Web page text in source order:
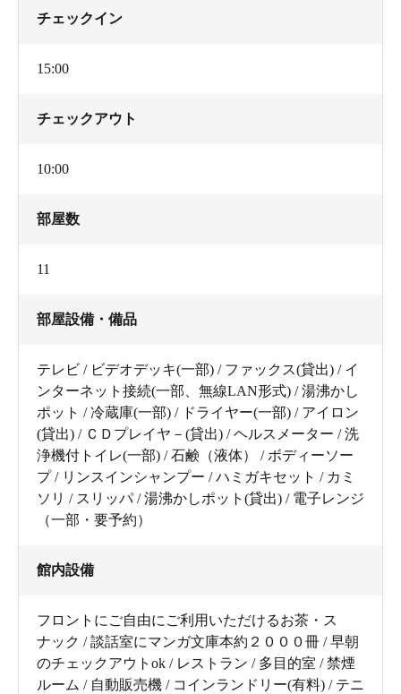
チェックイン
15:00
チェックアウト
10:00
部屋数
11
部屋設備・備品
テレビ / ビデオデッキ(一部) / ファックス(貸出) / イ
ンターネット接続(一部、無線LAN形式) / 湯沸かし
ポット / 冷蔵庫(一部) / ドライヤー(一部) / アイロン
(貸出) / ＣＤプレイヤ－(貸出) / ヘルスメーター / 洗
浄機付トイレ(一部) / 石鹸（液体） / ボディーソー
プ / リンスインシャンプー / ハミガキセット / カミ
ソリ / スリッパ / 湯沸かしポット(貸出) / 電子レンジ
（一部・要予約）
館内設備
フロントにご自由にご利用いただけるお茶・ス
ナック / 談話室にマンガ文庫本約２０００冊 / 早朝
のチェックアウトok / レストラン / 多目的室 / 禁煙
ルーム / 自動販売機 / コインランドリー(有料) / テニ